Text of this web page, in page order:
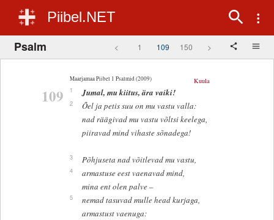
Piibel.NET
Psalm < 1 109 150 >
Maarjamaa Piibel 1 Psalmid (2009)
109
Kuula
1
Jumal, mu kiitus, ära vaiki!
2
Õel ja petis suu on mu vastu valla:
nad räägivad mu vastu võltsi keelega,
piiravad mind vihaste sõnadega!
3 Põhjuseta nad võitlevad mu vastu,
4
armastuse eest vaenavad mind,
mina ent olen palve –
5
nemad tasuvad mulle head kurjaga,
armastust vaenuga: